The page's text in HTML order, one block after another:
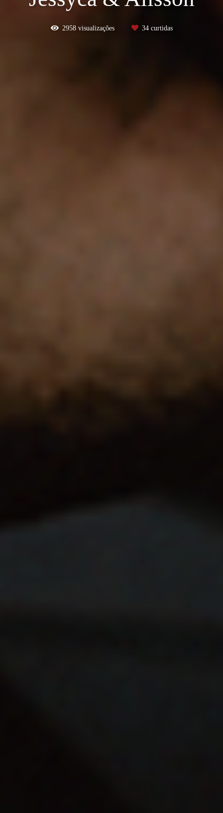
2958visualizações 34curtidas